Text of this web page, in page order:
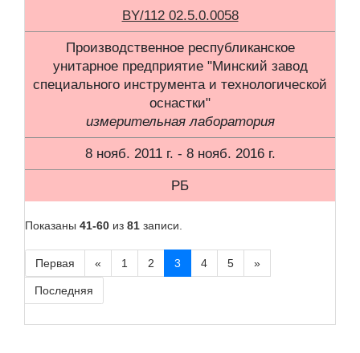
BY/112 02.5.0.0058
Производственное республиканское
унитарное предприятие "Минский завод
специального инструмента и технологической
оснастки"
измерительная лаборатория
8 нояб. 2011 г. - 8 нояб. 2016 г.
РБ
Показаны 41-60 из 81 записи.
Первая « 1 2 3 4 5 »
Последняя